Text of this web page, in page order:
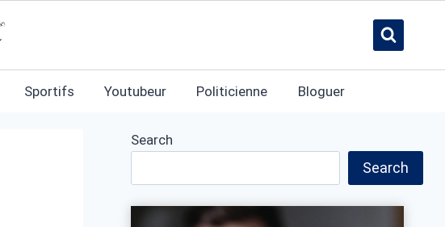
Sportifs Youtubeur Politicienne Bloguer
Search
Search